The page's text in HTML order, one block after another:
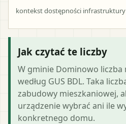
kontekst dostępności infrastruktury
Jak czytać te liczby
W gminie Dominowo liczba
według GUS BDL. Taka
zabudowy mieszkaniowej,
urządzenie wybrać ani ile
konkretnego domu.